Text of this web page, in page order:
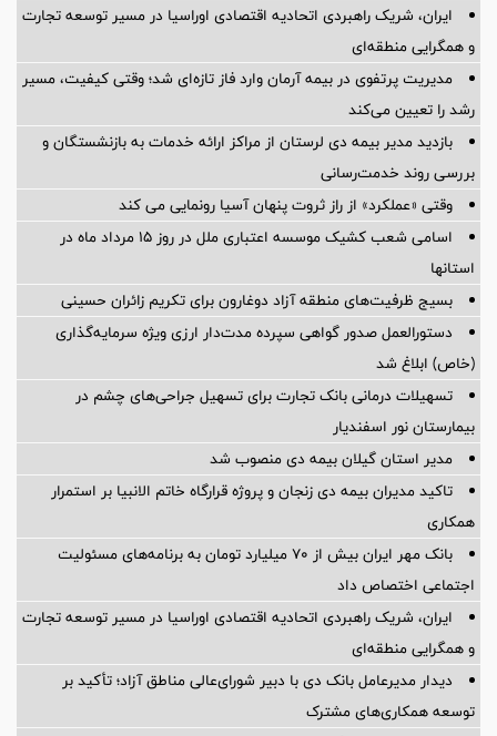
ایران، شریک راهبردی اتحادیه اقتصادی اوراسیا در مسیر توسعه تجارت
و همگرایی منطقه‌ای
مدیریت پرتفوی در بیمه آرمان وارد فاز تازه‌ای شد؛ وقتی کیفیت، مسیر
رشد را تعیین می‌کند
بازدید مدیر بیمه دی لرستان از مراکز ارائه خدمات به بازنشستگان و
بررسی روند خدمت‌رسانی
وقتی «عملکرد» از راز ثروت پنهان آسیا رونمایی می کند
اسامی شعب کشیک موسسه اعتباری ملل در روز 15 مرداد ماه در
استانها
بسیج ظرفیت‌های منطقه آزاد دوغارون برای تکریم زائران حسینی
دستورالعمل صدور گواهی سپرده مدت‌دار ارزی ویژه سرمایه‌گذاری
(خاص) ابلاغ شد
تسهیلات درمانی بانک تجارت برای تسهیل جراحی‌های چشم در
بیمارستان نور اسفندیار
مدیر استان گیلان بیمه دی منصوب شد
تاکید مدیران بیمه دی زنجان و پروژه قرارگاه خاتم الانبیا بر استمرار
همکاری
بانک مهر ایران بیش از ۷۰ میلیارد تومان به برنامه‌های مسئولیت
اجتماعی اختصاص داد
ایران، شریک راهبردی اتحادیه اقتصادی اوراسیا در مسیر توسعه تجارت
و همگرایی منطقه‌ای
دیدار مدیرعامل بانک دی با دبیر شورای‌عالی مناطق آزاد؛ تأکید بر
توسعه همکاری‌های مشترک